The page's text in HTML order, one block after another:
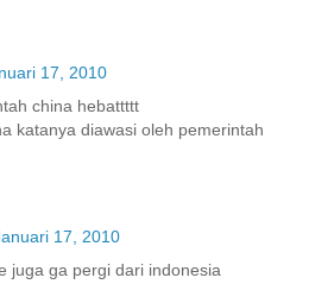
17, 2010
china hebattttt
katanya diawasi oleh pemerintah
17, 2010
juga ga pergi dari indonesia